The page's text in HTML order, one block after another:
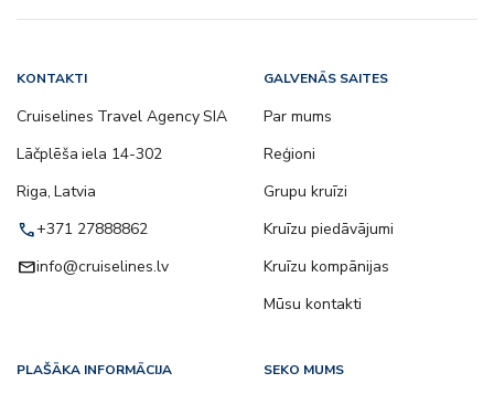
KONTAKTI
Cruiselines Travel Agency SIA
Lāčplēša iela 14-302
Riga, Latvia
call+371 27888862
emailinfo@cruiselines.lv
GALVENĀS SAITES
Par mums
Reģioni
Grupu kruīzi
Kruīzu piedāvājumi
Kruīzu kompānijas
Mūsu kontakti
PLAŠĀKA INFORMĀCIJA SEKO MUMS